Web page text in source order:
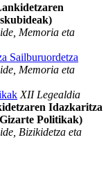
Memoria eta
Sailburuordetza
Memoria eta
XII Legealdia
Idazkaritza
Politikak)
Bizikidetza eta